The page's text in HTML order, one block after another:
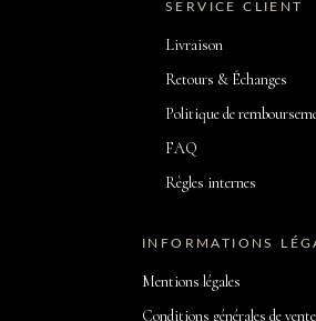
SERVICE CLIENT
Livraison
Retours & Échanges
Politique de
FAQ
Règles internes
INFORMATIONS
Mentions légales
Conditions générales de vente